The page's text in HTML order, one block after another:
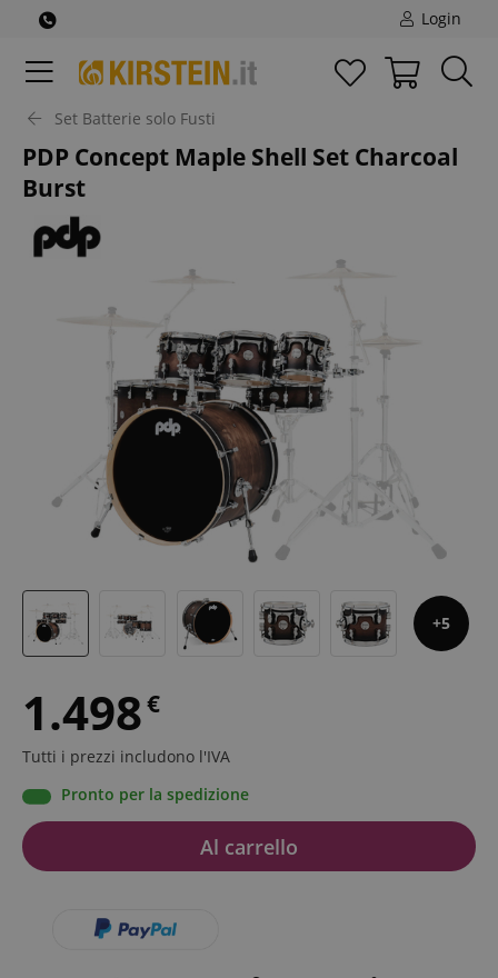
Login
Set Batterie solo Fusti
PDP Concept Maple Shell Set Charcoal
Burst
5
1.498€
Tutti i prezzi includono l'IVA
Pronto per la spedizione
Al carrello